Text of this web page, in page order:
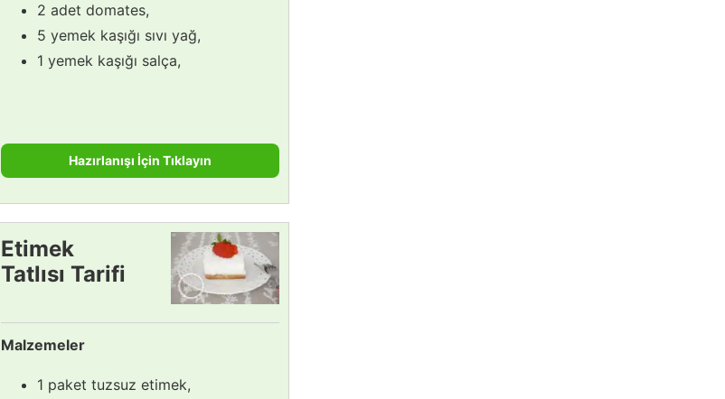
2 adet domates,
5 yemek kaşığı sıvı yağ,
1 yemek kaşığı salça,
Hazırlanışı İçin Tıklayın
Etimek
Tatlısı Tarifi
Malzemeler
1 paket tuzsuz etimek,